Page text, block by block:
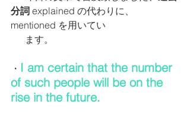
分詞 explained の代わりに、
mentioned を用いてい
ます。
・ I am certain that the number
of such people will be on the
rise in the future.